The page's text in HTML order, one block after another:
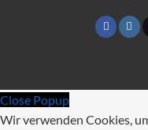
Close Popup
Wir verwenden Cookies,